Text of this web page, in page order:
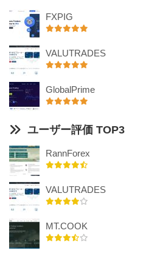
FXPIG
VALUTRADES
GlobalPrime
ユーザー評価 TOP3
RannForex
VALUTRADES
MT.COOK